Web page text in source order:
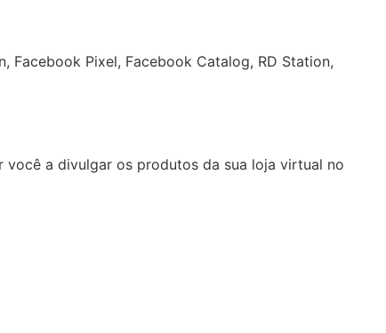
Facebook Pixel, Facebook Catalog, RD Station,
você a divulgar os produtos da sua loja virtual no